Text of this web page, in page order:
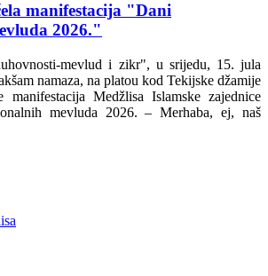
manifestacija "Dani
2026."
mevlud i zikr", u srijedu, 15. jula
namaza, na platou kod Tekijske džamije
Medžlisa Islamske zajednice
mevluda 2026. – Merhaba, ej, naš